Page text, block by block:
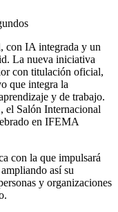
con IA integrada y un
La nueva iniciativa
con titulación oficial,
que integra la
y de trabajo.
el Salón Internacional
en IFEMA
con la que impulsará
así su
y organizaciones